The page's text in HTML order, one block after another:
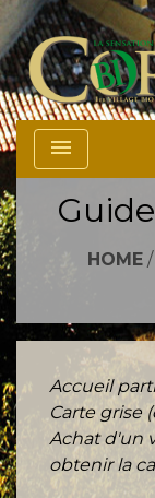
menu
HOME/
Accueil
Carte grise
Achat d'un
obtenir la